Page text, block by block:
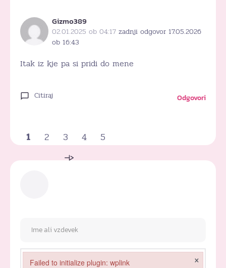
Gizmo389
02.01.2025 ob 04:17 zadnji odgovor 17.05.2026
ob 16:43
Itak iz kje pa si pridi do mene
Citiraj Odgovori
1 2 3 4 5
Failed to initialize plugin: wplink ×